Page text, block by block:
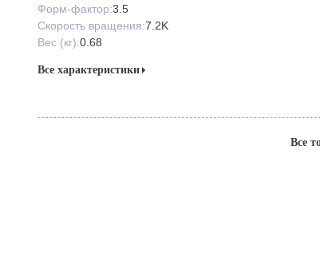
Форм-фактор:3.5
Скорость вращения:7.2K
Вес (кг):0.68
Все характеристики
Все